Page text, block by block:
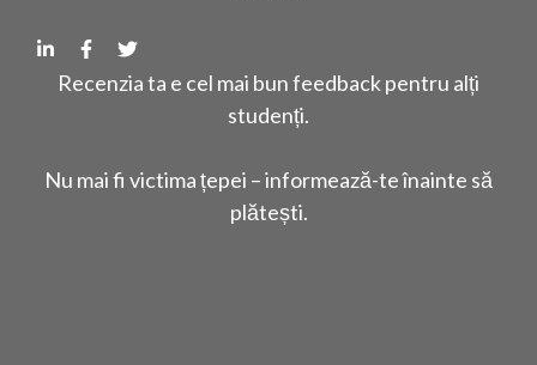
Recenzia ta e cel mai bun feedback pentru alți
studenți.
Nu mai fi victima țepei – informează-te înainte să
plătești.